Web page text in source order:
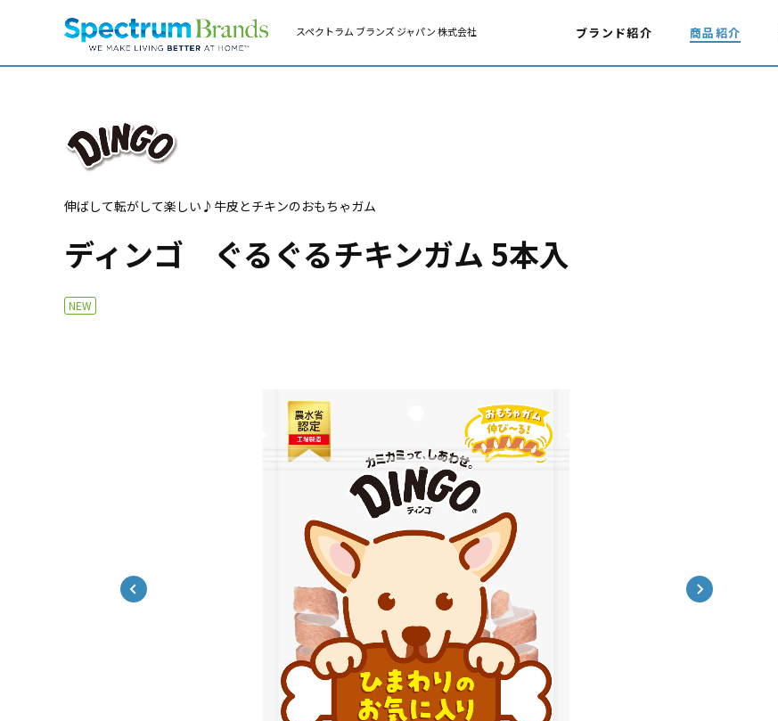
スペクトラム ブランズ ジャパン 株式会社 ブランド紹介 商品紹介
伸ばして転がして楽しい♪牛皮とチキンのおもちゃガム
ディンゴ ぐるぐるチキンガム 5本入
NEW